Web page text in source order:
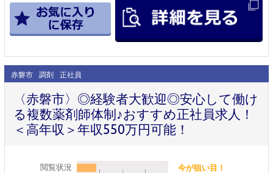
赤磐市 調剤 正社員
〈赤磐市〉◎経験者大歓迎◎安心して働け
る複数薬剤師体制♪おすすめ正社員求人！
＜高年収＞年収550万円可能！
閲覧状況 今が狙い目！